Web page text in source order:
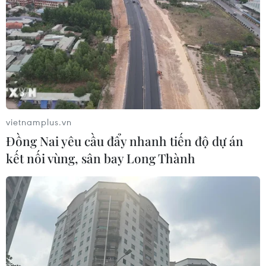
Theo dõi VietnamPlus
TIN LIÊN QUAN
vietnamplus.vn
Đồng Nai yêu cầu đẩy nhanh tiến độ dự án
kết nối vùng, sân bay Long Thành